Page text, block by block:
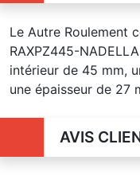
Le Autre Roulement
RAXPZ445-
intérieur de 45 mm,
une épaisseur de 27
AVIS